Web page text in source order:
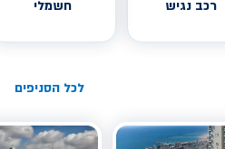
רכב נגיש חשמלי
לכל הסניפים